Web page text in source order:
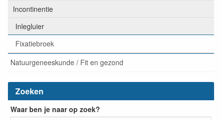
Incontinentie
Inlegluier
Fixatiebroek
Natuurgeneeskunde / Fit en gezond
Zoeken
Waar ben je naar op zoek?